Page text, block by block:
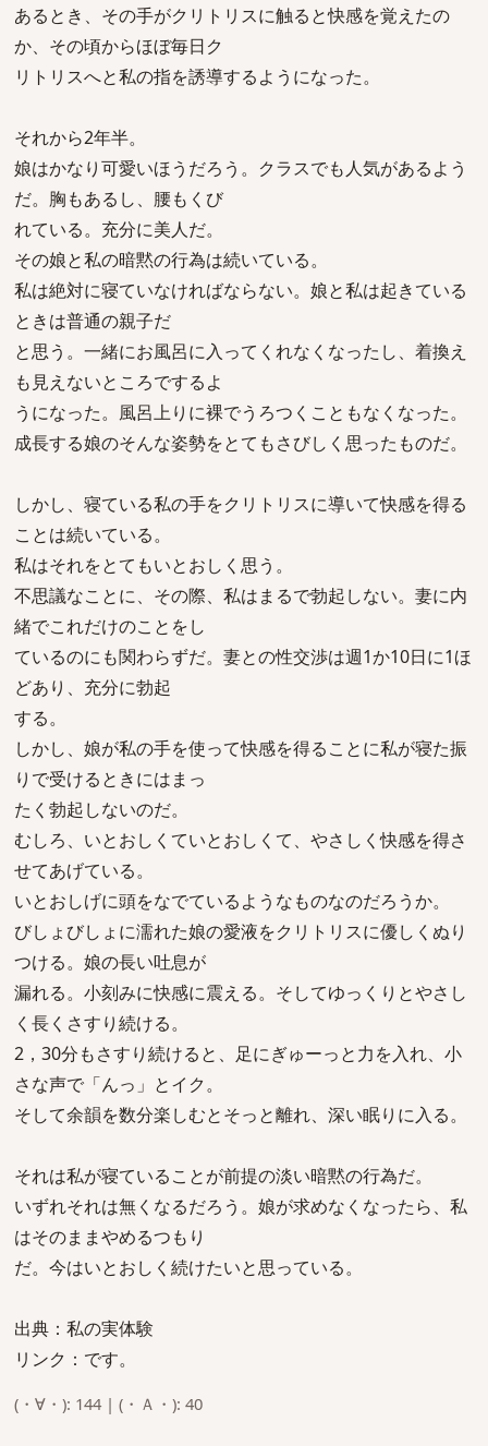
あるとき、その手がクリトリスに触ると快感を覚えたの
か、その頃からほぼ毎日ク
リトリスへと私の指を誘導するようになった。
それから2年半。
娘はかなり可愛いほうだろう。クラスでも人気があるよう
だ。胸もあるし、腰もくび
れている。充分に美人だ。
その娘と私の暗黙の行為は続いている。
私は絶対に寝ていなければならない。娘と私は起きている
ときは普通の親子だ
と思う。一緒にお風呂に入ってくれなくなったし、着換え
も見えないところでするよ
うになった。風呂上りに裸でうろつくこともなくなった。
成長する娘のそんな姿勢をとてもさびしく思ったものだ。
しかし、寝ている私の手をクリトリスに導いて快感を得る
ことは続いている。
私はそれをとてもいとおしく思う。
不思議なことに、その際、私はまるで勃起しない。妻に内
緒でこれだけのことをし
ているのにも関わらずだ。妻との性交渉は週1か10日に1ほ
どあり、充分に勃起
する。
しかし、娘が私の手を使って快感を得ることに私が寝た振
りで受けるときにはまっ
たく勃起しないのだ。
むしろ、いとおしくていとおしくて、やさしく快感を得さ
せてあげている。
いとおしげに頭をなでているようなものなのだろうか。
びしょびしょに濡れた娘の愛液をクリトリスに優しくぬり
つける。娘の長い吐息が
漏れる。小刻みに快感に震える。そしてゆっくりとやさし
く長くさすり続ける。
2，30分もさすり続けると、足にぎゅーっと力を入れ、小
さな声で「んっ」とイク。
そして余韻を数分楽しむとそっと離れ、深い眠りに入る。
それは私が寝ていることが前提の淡い暗黙の行為だ。
いずれそれは無くなるだろう。娘が求めなくなったら、私
はそのままやめるつもり
だ。今はいとおしく続けたいと思っている。
出典：私の実体験
リンク：です。
(・∀・): 144 | (・Ａ・): 40